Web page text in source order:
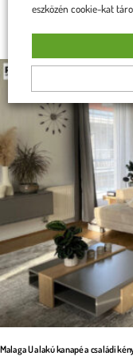
Malaga U alakú kanapé a családi
eszközén cookie-kat